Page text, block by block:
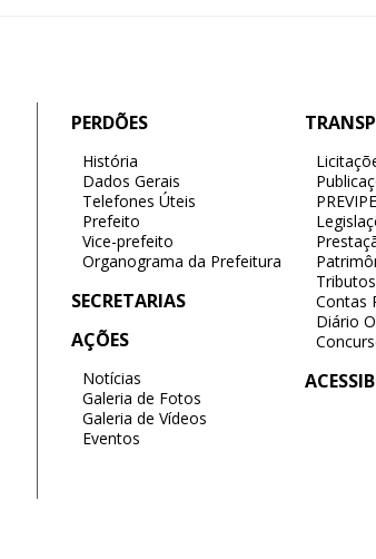
PERDÕES
História
Dados Gerais
Telefones Úteis
Prefeito
Vice-prefeito
Organograma da Prefeitura
SECRETARIAS
AÇÕES
Notícias
Galeria de Fotos
Galeria de Vídeos
Eventos
Tributos
Contas
Diário